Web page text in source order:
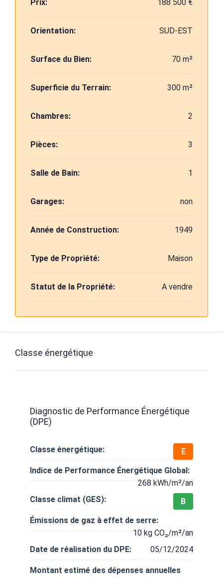
Prix: 188 500 €
Orientation: SUD-EST
Surface du Bien: 70 m²
Superficie du Terrain: 300 m²
Chambres: 2
Pièces: 3
Salle de Bain: 1
Garages: non
Année de Construction: 1949
Type de Propriété: Maison
Statut de la Propriété: A vendre
Classe énergétique
Diagnostic de Performance Énergétique
(DPE)
Classe énergétique:
E
Indice de Performance Énergétique Global:
268 kWh/m²/an
Classe climat (GES):
B
Émissions de gaz à effet de serre:
10 kg CO₂/m²/an
Date de réalisation du DPE:
05/12/2024
Montant estimé des dépenses annuelles